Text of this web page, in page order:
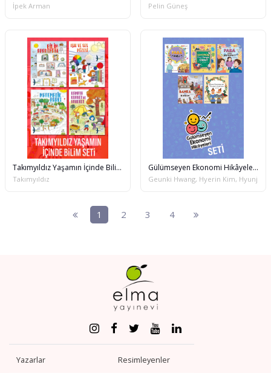
İpek Arman Pelin Güneş
Takımyıldız Yaşamın İçinde Bilim Seti
Takımyıldız
Gülümseyen Ekonomi Hikâyeleri Seti
Geunki Hwang, Hyerin Kim,
1 2 3 4
Yazarlar Resimleyenler